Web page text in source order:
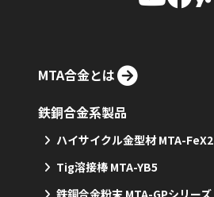
MTA合金とは
鉄銅合金系製品
ハイサイクル金型材 MTA-FeX2
Tig溶接棒 MTA-YB5
鉄銅合金粉末 MTA-GPシリーズ